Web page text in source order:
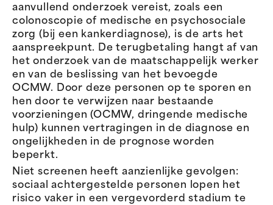
aanvullend onderzoek vereist, zoals een
colonoscopie of medische en psychosociale
zorg (bij een kankerdiagnose), is de arts het
aanspreekpunt. De terugbetaling hangt af van
het onderzoek van de maatschappelijk werker
en van de beslissing van het bevoegde
OCMW. Door deze personen op te sporen en
hen door te verwijzen naar bestaande
voorzieningen (OCMW, dringende medische
hulp) kunnen vertragingen in de diagnose en
ongelijkheden in de prognose worden
beperkt.
Niet screenen heeft aanzienlijke gevolgen:
sociaal achtergestelde personen lopen het
risico vaker in een vergevorderd stadium te